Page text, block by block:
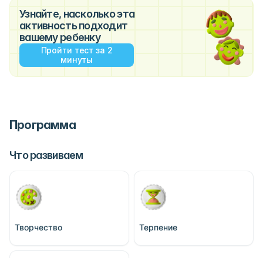
Узнайте, насколько эта
активность подходит
вашему ребенку
Пройти тест за 2
минуты
Программа
Что развиваем
Творчество Терпение